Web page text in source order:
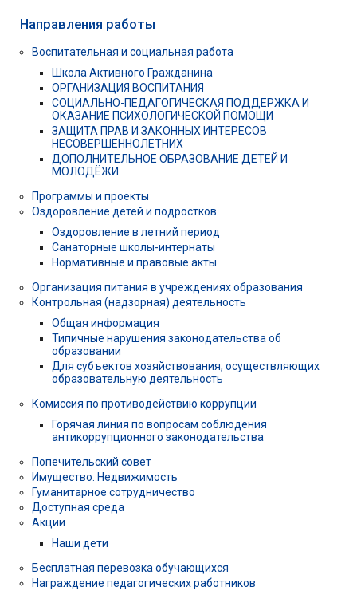
Направления работы
Воспитательная и социальная работа
Школа Активного Гражданина
ОРГАНИЗАЦИЯ ВОСПИТАНИЯ
СОЦИАЛЬНО-ПЕДАГОГИЧЕСКАЯ ПОДДЕРЖКА И
ОКАЗАНИЕ ПСИХОЛОГИЧЕСКОЙ ПОМОЩИ
ЗАЩИТА ПРАВ И ЗАКОННЫХ ИНТЕРЕСОВ
НЕСОВЕРШЕННОЛЕТНИХ
ДОПОЛНИТЕЛЬНОЕ ОБРАЗОВАНИЕ ДЕТЕЙ И
МОЛОДЁЖИ
Программы и проекты
Оздоровление детей и подростков
Оздоровление в летний период
Санаторные школы-интернаты
Нормативные и правовые акты
Организация питания в учреждениях образования
Контрольная (надзорная) деятельность
Общая информация
Типичные нарушения законодательства об
образовании
Для субъектов хозяйствования, осуществляющих
образовательную деятельность
Комиссия по противодействию коррупции
Горячая линия по вопросам соблюдения
антикоррупционного законодательства
Попечительский совет
Имущество. Недвижимость
Гуманитарное сотрудничество
Доступная среда
Акции
Наши дети
Бесплатная перевозка обучающихся
Награждение педагогических работников